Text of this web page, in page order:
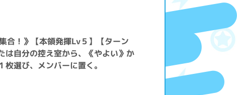
合！》【本領発揮Lv５】【ターン
は自分の控え室から、《やよい》か
選び、メンバーに置く。